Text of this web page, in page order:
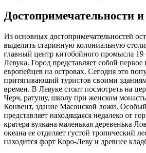
Достопримечательности
Из основных достопримечательностей
выделить старинную колониальную
главный центр китобойного промысла 19
Левука. Город представляет собой первое
европейцев на островах. Сегодня это
притягивающий туристов своими
времен. В Левуке стоит посмотреть на
Черч, ратушу, школу при женском
Конвент, здание Масонской ложи.
представляет находящаяся недалеко от
кратера вулкана маленькая деревенька
океана ее отделяет густой тропический
находится форт Коро-Леву и древнее